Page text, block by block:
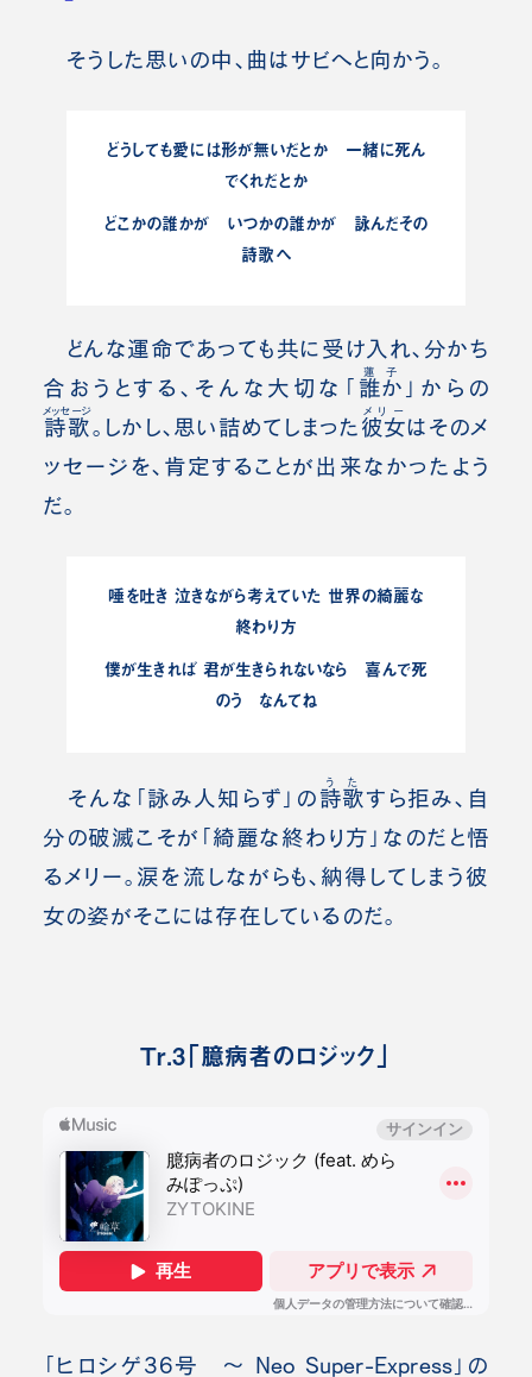
そうした思いの中、曲はサビへと向かう。
どうしても愛には形が無いだとか 一緒に死ん
でくれだとか
どこかの誰かが いつかの誰かが 詠んだその
詩歌へ
どんな運命であっても共に受け入れ、分かち
合おうとする、そんな大切な「 誰か
蓮子
」からの
詩歌
メッセージ
。 しかし、思い詰めてしまった 彼女
メリー
はそのメ
ッセージを、肯定することが出来なかったよう
だ。
唾を吐き 泣きながら考えていた 世界の綺麗な
終わり方
僕が生きれば 君が生きられないなら 喜んで死
のう なんてね
そんな「詠み人知らず」の 詩歌
うた
すら拒み、自
分の破滅こそが「綺麗な終わり方」なのだと悟
るメリー。 涙を流しながらも、納得してしまう彼
女の姿がそこには存在しているのだ。
Tr.3「臆病者のロジック」
「ヒロシゲ36号 ～ Neo Super-Express」の